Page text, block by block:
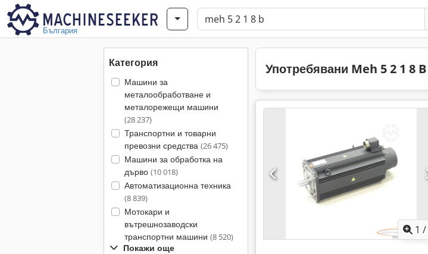
България
Категория
Машини за
металообработване и
металорежещи машини
(28 237)
Транспортни и товарни
превозни средства (26 475)
Машини за обработка на
дърво (10 018)
Автоматизационна техника
(8 839)
Мотокари и
вътрешнозаводски
транспортни машини (8 520)
Покажи още
Употребявани Meh 5 2 1 8 B
1 /